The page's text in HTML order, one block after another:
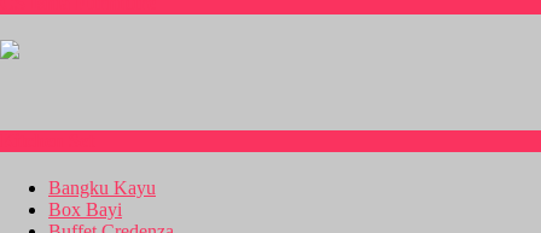
Bangku Kayu
Box Bayi